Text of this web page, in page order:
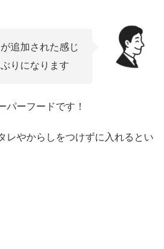
追加された感じ
りになります
パーフードです！
レやからしをつけずに入れるとい